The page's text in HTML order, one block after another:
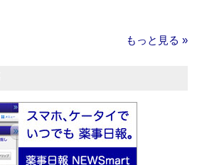
もっと見る »